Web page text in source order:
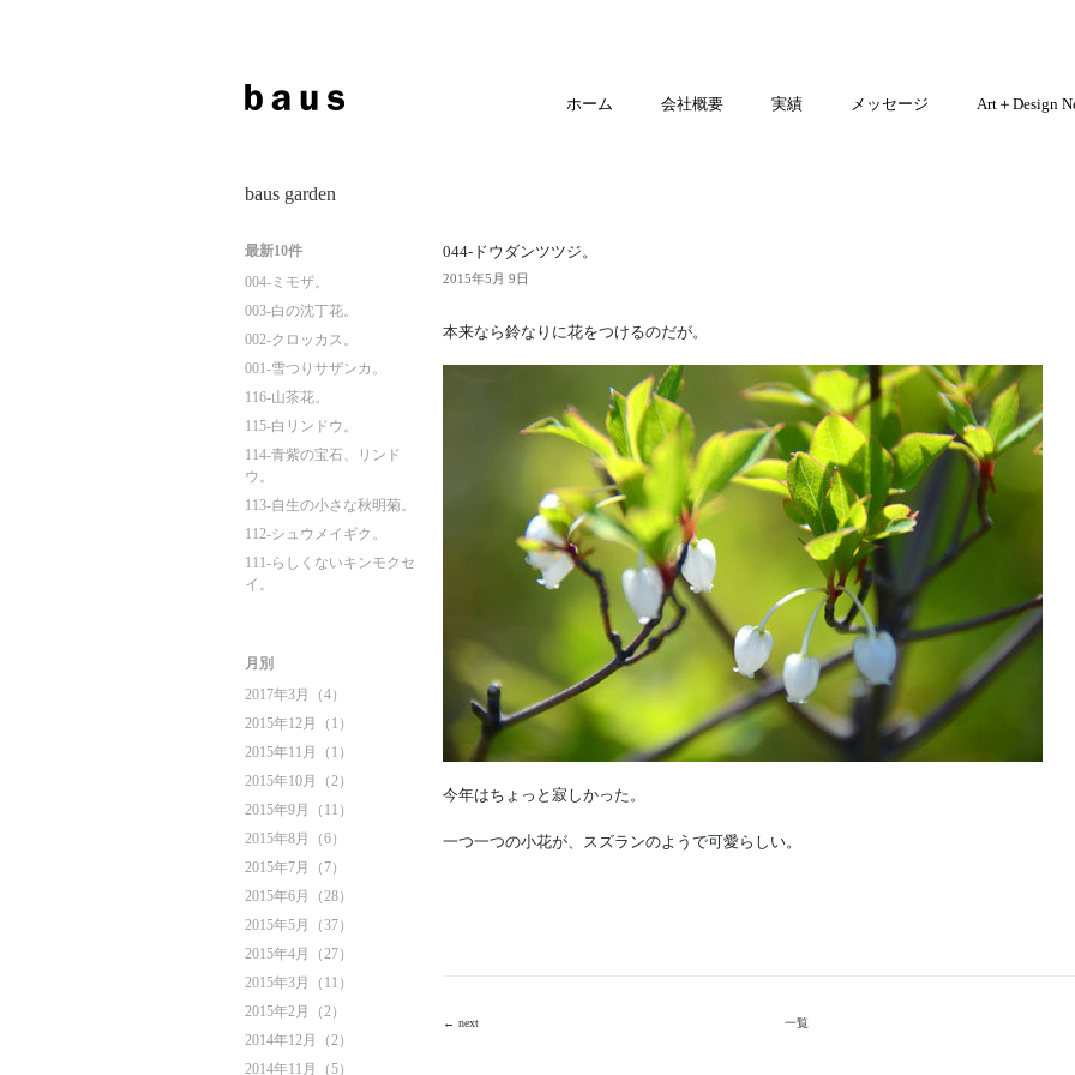
ホーム 会社概要 実績 メッセージ Art＋Design
baus garden
044-ドウダンツツジ。
2015年5月 9日
本来なら鈴なりに花をつけるのだが。
今年はちょっと寂しかった。
一つ一つの小花が、スズランのようで可愛らしい。
← next 一覧
最新10件
004-ミモザ。
003-白の沈丁花。
002-クロッカス。
001-雪つりサザンカ。
116-山茶花。
115-白リンドウ。
114-青紫の宝石、リンド
ウ。
113-自生の小さな秋明菊。
112-シュウメイギク。
111-らしくないキンモクセ
イ。
月別
2017年3月（4）
2015年12月（1）
2015年11月（1）
2015年10月（2）
2015年9月（11）
2015年8月（6）
2015年7月（7）
2015年6月（28）
2015年5月（37）
2015年4月（27）
2015年3月（11）
2015年2月（2）
2014年12月（2）
2014年11月（5）